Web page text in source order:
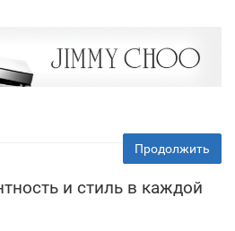
Продолжить
и стиль в каждой